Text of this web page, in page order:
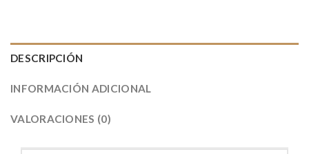
DESCRIPCIÓN
INFORMACIÓN ADICIONAL
VALORACIONES (0)